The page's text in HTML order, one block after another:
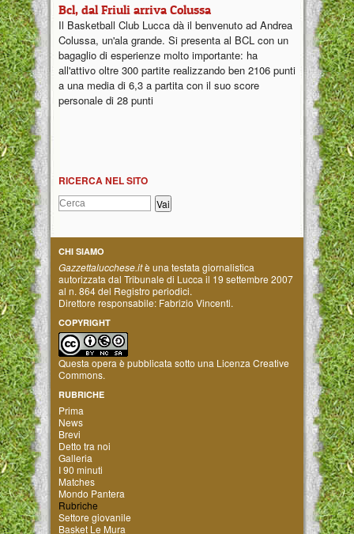
Bcl, dal Friuli arriva Colussa
Il Basketball Club Lucca dà il benvenuto ad Andrea
Colussa, un'ala grande. Si presenta al BCL con un
bagaglio di esperienze molto importante: ha
all'attivo oltre 300 partite realizzando ben 2106 punti
a una media di 6,3 a partita con il suo score
personale di 28 punti
RICERCA NEL SITO
CHI SIAMO
Gazzettalucchese.itè una testata giornalistica
autorizzata dal Tribunale di Lucca il 19 settembre 2007
al n. 864 del Registro periodici.
Direttore responsabile: Fabrizio Vincenti.
COPYRIGHT
Questa opera è pubblicata sotto una Licenza Creative
Commons.
RUBRICHE
Prima
News
Brevi
Detto tra noi
Galleria
I 90 minuti
Matches
Mondo Pantera
Rubriche
Settore giovanile
Basket Le Mura